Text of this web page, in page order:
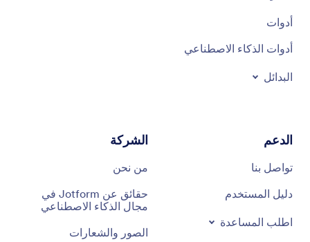
أدوات
أدوات الذكاء الاصطناعي
البدائل
الدعم
تواصل بنا
دليل المستخدم
اطلب المساعدة
الشركة
من نحن
حقائق عن Jotform في
مجال الذكاء الاصطناعي
الصور والشعارات